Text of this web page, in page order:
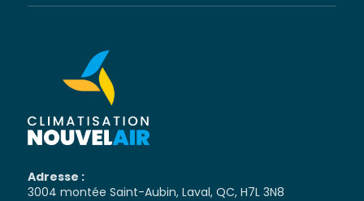
Adresse :
3004 montée Saint-Aubin, Laval, QC, H7L 3N8